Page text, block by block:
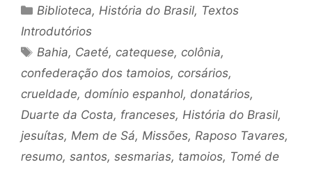
Categorias
Biblioteca,História do Brasil, Textos
Introdutórios
Tags
Bahia, Caeté,catequese,colônia,
confederação dos tamoios, corsários,
crueldade, domínio espanhol, donatários,
Duarte da Costa, franceses, História do Brasil,
jesuítas, Mem de Sá, Missões, Raposo Tavares,
resumo, santos, sesmarias, tamoios, Tomé de